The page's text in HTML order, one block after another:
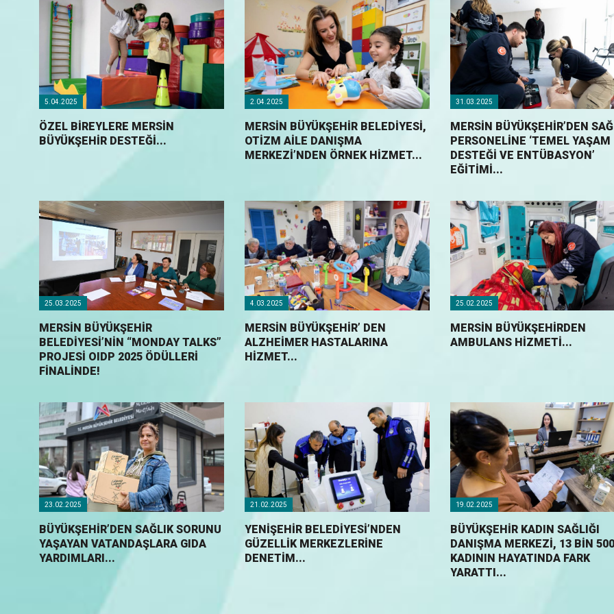
5.04.2025
ÖZEL BİREYLERE MERSİN
BÜYÜKŞEHİR DESTEĞİ...
2.04.2025
MERSİN BÜYÜKŞEHİR BELEDİYESİ,
OTİZM AİLE DANIŞMA
MERKEZİ’NDEN ÖRNEK HİZMET...
31.03.2025
MERSİN BÜYÜKŞEHİR’DEN
PERSONELİNE ‘TEMEL YAŞAM
DESTEĞİ VE ENTÜBASYON’
EĞİTİMİ...
25.03.2025
MERSİN BÜYÜKŞEHİR
BELEDİYESİ’NİN “MONDAY TALKS”
PROJESİ OIDP 2025 ÖDÜLLERİ
FİNALİNDE!
4.03.2025
MERSİN BÜYÜKŞEHİR’ DEN
ALZHEİMER HASTALARINA
HİZMET...
25.02.2025
MERSİN BÜYÜKŞEHİRDEN
AMBULANS HİZMETİ...
23.02.2025
BÜYÜKŞEHİR’DEN SAĞLIK SORUNU
YAŞAYAN VATANDAŞLARA GIDA
YARDIMLARI...
21.02.2025
YENIŞEHIR BELEDIYESI’NDEN
GÜZELLIK MERKEZLERINE
DENETIM...
19.02.2025
BÜYÜKŞEHİR KADIN SAĞLIĞI
DANIŞMA MERKEZİ, 13 BİN 500
KADININ HAYATINDA FARK
YARATTI...